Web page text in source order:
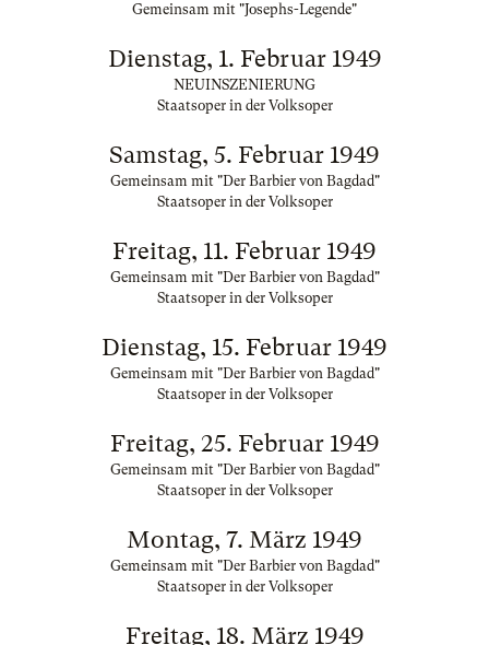
Gemeinsam mit "Josephs-Legende"
Dienstag, 1. Februar 1949
NEUINSZENIERUNG
Staatsoper in der Volksoper
Samstag, 5. Februar 1949
Gemeinsam mit "Der Barbier von Bagdad"
Staatsoper in der Volksoper
Freitag, 11. Februar 1949
Gemeinsam mit "Der Barbier von Bagdad"
Staatsoper in der Volksoper
Dienstag, 15. Februar 1949
Gemeinsam mit "Der Barbier von Bagdad"
Staatsoper in der Volksoper
Freitag, 25. Februar 1949
Gemeinsam mit "Der Barbier von Bagdad"
Staatsoper in der Volksoper
Montag, 7. März 1949
Gemeinsam mit "Der Barbier von Bagdad"
Staatsoper in der Volksoper
Freitag, 18. März 1949